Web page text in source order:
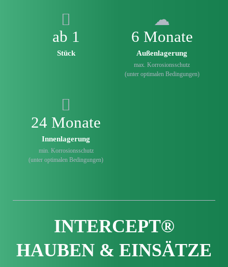
ab 1
Stück
6 Monate
Außenlagerung
max. Korrosionsschutz
(unter optimalen Bedingungen)
24 Monate
Innenlagerung
min. Korrosionsschutz
(unter optimalen Bedingungen)
INTERCEPT®
HAUBEN & EINSÄTZE